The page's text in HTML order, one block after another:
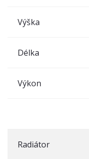
Výška
Délka
Výkon
Radiátor